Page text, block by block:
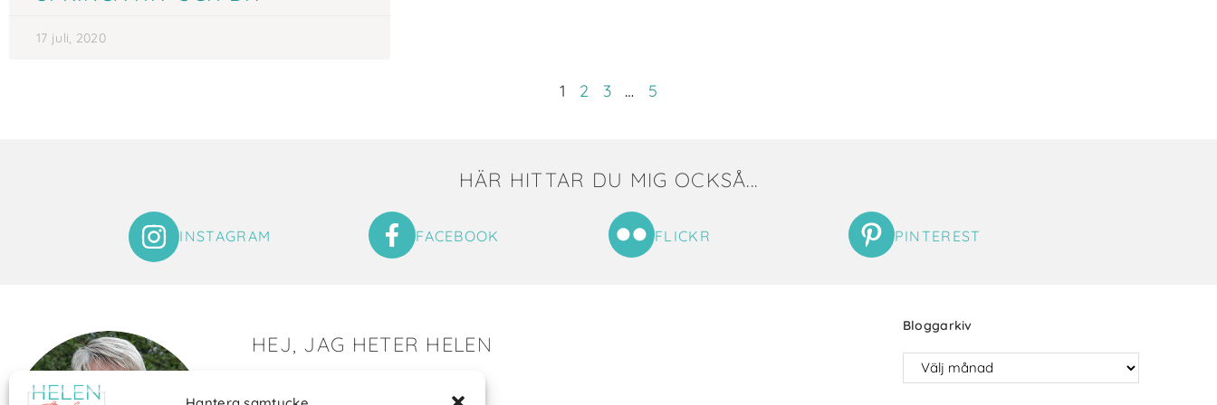
17 juli, 2020
1 2 3 … 5
HÄR HITTAR DU MIG OCKSÅ...
INSTAGRAM FACEBOOK FLICKR PINTEREST
HEJ, JAG HETER HELEN
Bloggarkiv